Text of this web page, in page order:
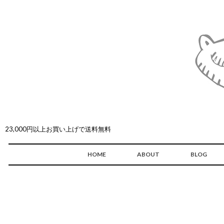
23,000円以上お買い上げで送料無料
HOME ABOUT BLOG